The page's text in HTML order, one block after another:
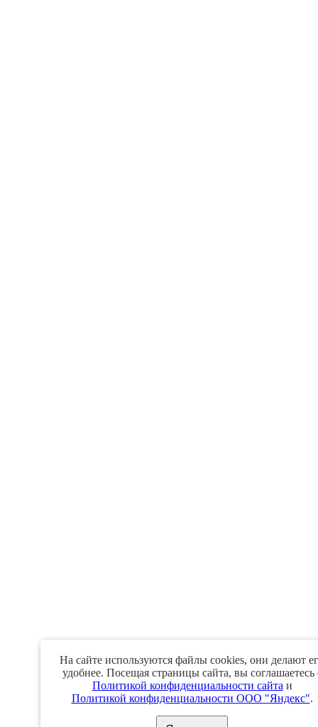
На сайте используются файлы cookies, они делают
удобнее. Посещая страницы сайта, вы соглашаетесь
Политикой конфиденциальности сайта и
Политикой конфиденциальности ООО "Яндекс".